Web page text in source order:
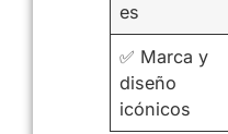
es
✅ Marca y
diseño
icónicos